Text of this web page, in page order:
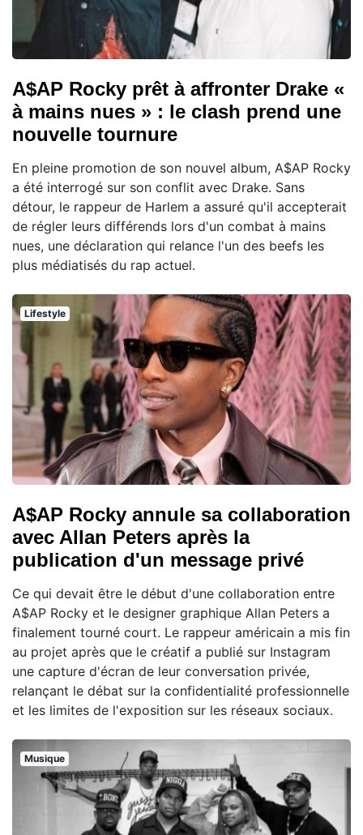
A$AP Rocky prêt à affronter Drake «
à mains nues » : le clash prend une
nouvelle tournure
En pleine promotion de son nouvel album, A$AP Rocky
a été interrogé sur son conflit avec Drake. Sans
détour, le rappeur de Harlem a assuré qu'il accepterait
de régler leurs différends lors d'un combat à mains
nues, une déclaration qui relance l'un des beefs les
plus médiatisés du rap actuel.
Lifestyle
A$AP Rocky annule sa collaboration
avec Allan Peters après la
publication d'un message privé
Ce qui devait être le début d'une collaboration entre
A$AP Rocky et le designer graphique Allan Peters a
finalement tourné court. Le rappeur américain a mis fin
au projet après que le créatif a publié sur Instagram
une capture d'écran de leur conversation privée,
relançant le débat sur la confidentialité professionnelle
et les limites de l'exposition sur les réseaux sociaux.
Musique